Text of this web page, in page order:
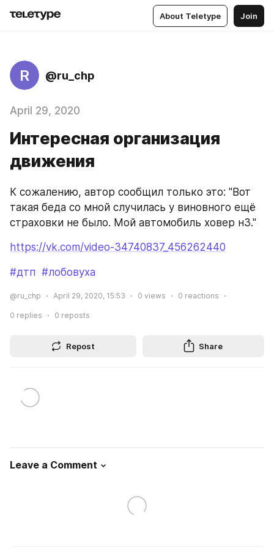
About Teletype Join
R @ru_chp
April 29, 2020
Интересная организация
движения
К сожалению, автор сообщил только это: "Вот
такая беда со мной случилась у виновного ещё
страховки не было. Мой автомобиль ховер н3."
https://vk.com/video-34740837_456262440
#дтп #лобовуха
@ru_chp April 29, 2020, 15:53 0 views 0 reactions
0 replies 0 reposts
Repost Share
Leave a Comment